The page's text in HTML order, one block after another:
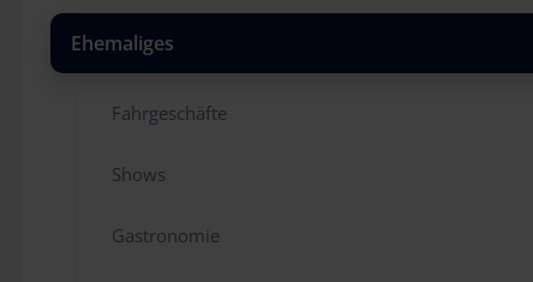
Ehemaliges
Fahrgeschäfte
Shows
Gastronomie